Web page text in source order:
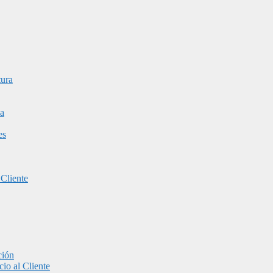
al Cliente